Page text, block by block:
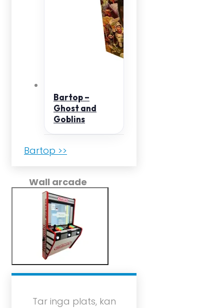
Bartop –
Ghost and
Goblins
Bartop >>
Wall arcade
Tar inga plats, kan